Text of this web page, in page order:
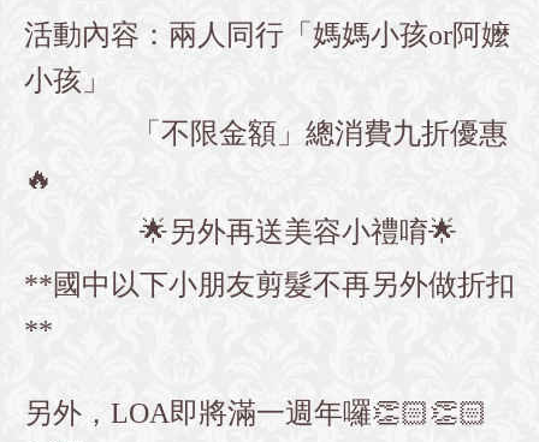
活動內容：兩人同行「媽媽小孩or阿嬤
小孩」
「不限金額」總消費九折優惠
🔥
🌟另外再送美容小禮唷🌟
**國中以下小朋友剪髮不再另外做折扣
**
另外，LOA即將滿一週年囉👏🏻👏🏻